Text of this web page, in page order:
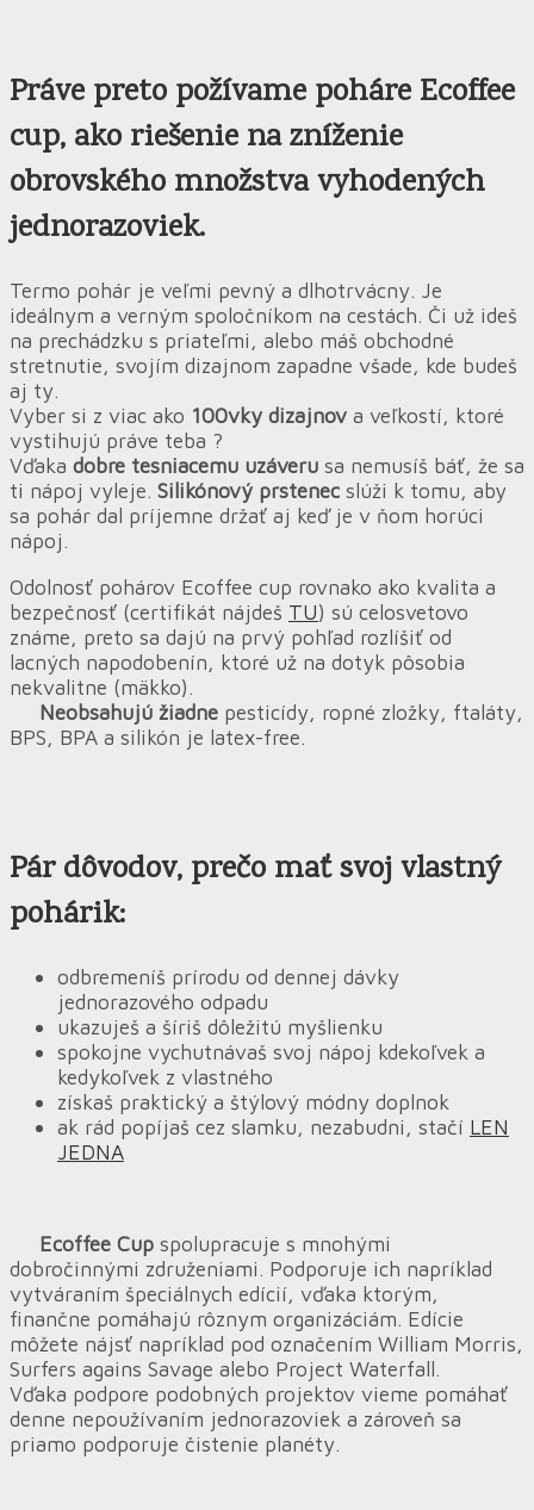
Práve preto požívame poháre Ecoffee
cup, ako riešenie na zníženie
obrovského množstva vyhodených
jednorazoviek.
Termo pohár je veľmi pevný a dlhotrvácny. Je
ideálnym a verným spoločníkom na cestách. Či už ideš
na prechádzku s priateľmi, alebo máš obchodné
stretnutie, svojím dizajnom zapadne všade, kde budeš
aj ty.
Vyber si z viac ako 100vky dizajnov a veľkostí, ktoré
vystihujú práve teba ?
Vďaka dobre tesniacemu uzáveru sa nemusíš báť, že sa
ti nápoj vyleje. Silikónový prstenec slúži k tomu, aby
sa pohár dal príjemne držať aj keď je v ňom horúci
nápoj.
Odolnosť pohárov Ecoffee cup rovnako ako kvalita a
bezpečnosť (certifikát nájdeš TU) sú celosvetovo
známe, preto sa dajú na prvý pohľad rozlíšiť od
lacných napodobenín, ktoré už na dotyk pôsobia
nekvalitne (mäkko).
Neobsahujú žiadne pesticídy, ropné zložky, ftaláty,
BPS, BPA a silikón je latex-free.
Pár dôvodov, prečo mať svoj vlastný
pohárik:
odbremeníš prírodu od dennej dávky
jednorazového odpadu
ukazuješ a šíriš dôležitú myšlienku
spokojne vychutnávaš svoj nápoj kdekoľvek a
kedykoľvek z vlastného
získaš praktický a štýlový módny doplnok
ak rád popíjaš cez slamku, nezabudni, stačí LEN
JEDNA
Ecoffee Cup spolupracuje s mnohými
dobročinnými združeniami. Podporuje ich napríklad
vytváraním špeciálnych edícií, vďaka ktorým,
finančne pomáhajú rôznym organizáciám. Edície
môžete nájsť napríklad pod označením William Morris,
Surfers agains Savage alebo Project Waterfall.
Vďaka podpore podobných projektov vieme pomáhať
denne nepoužívaním jednorazoviek a zároveň sa
priamo podporuje čistenie planéty.